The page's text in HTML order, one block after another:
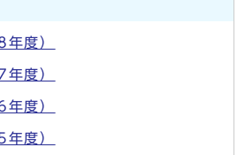
度）
度）
度）
度）